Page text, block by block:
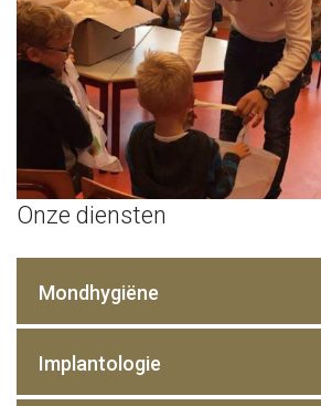
Onze diensten
Mondhygiëne
Implantologie